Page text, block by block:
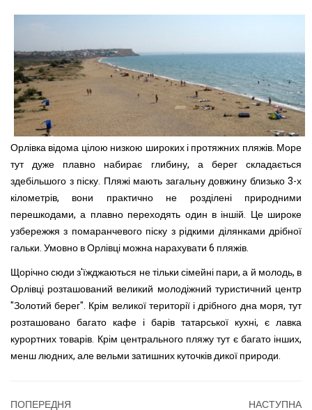
Орлівка відома цілою низкою широких і протяжних пляжів. Море
тут дуже плавно набирає глибину, а берег складається
здебільшого з піску. Пляжі мають загальну довжину близько 3-х
кілометрів, вони практично не розділені природними
перешкодами, а плавно переходять один в іншій. Це широке
узбережжя з помаранчевого піску з рідкими ділянками дрібної
гальки. Умовно в Орлівці можна нарахувати 6 пляжів.
Щорічно сюди з'їжджаються не тільки сімейні пари, а й молодь, в
Орлівці розташований великий молодіжний туристичний центр
"Золотий берег". Крім великої території і дрібного дна моря, тут
розташовано багато кафе і барів татарської кухні, є лавка
курортних товарів. Крім центрального пляжу тут є багато інших,
менш людних, але вельми затишних куточків дикої природи.
ПОПЕРЕДНЯ НАСТУПНА